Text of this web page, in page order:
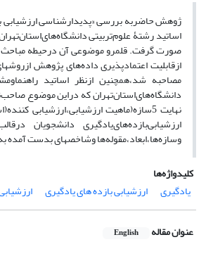
ژوهش حاضربه بررسی «پدیدارشناسی ارزشیابی
صورت گرفت. قلمرو موضوعی آن درحیطه مباحث
ازقابلیت اعتمادپذیری داده‌های‌ پژوهش
مصاحبه شد،همچنین ازنظر اساتید
دانشگاه‌های‌استان‌تهران که دراین موضوع
وسازه‌ها،ابعاد،مقوله‌ها وشاخصهای بدست ‌آمده
کلیدواژه‌ها
یادگیری
ارزشیابی بازده های یادگیری
عنوان مقاله English